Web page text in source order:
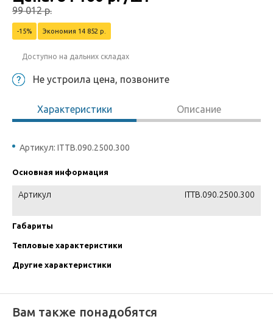
99 012р.
-15% Экономия 14 852 р.
Доступно на дальних складах
Не устроила цена, позвоните
Характеристики Описание
Артикул: ITTB.090.2500.300
Основная информация
Артикул ITTB.090.2500.300
Габариты
Тепловые характеристики
Другие характеристики
Вам также понадобятся